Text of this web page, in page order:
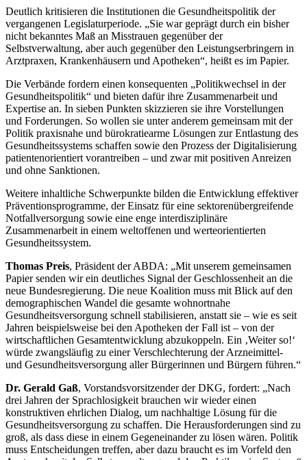
Deutlich kritisieren die Institutionen die Gesundheitspolitik der
vergangenen Legislaturperiode. „Sie war geprägt durch ein bisher
nicht bekanntes Maß an Misstrauen gegenüber der
Selbstverwaltung, aber auch gegenüber den Leistungserbringern in
Arztpraxen, Krankenhäusern und Apotheken“, heißt es im Papier.
Die Verbände fordern einen konsequenten „Politikwechsel in der
Gesundheitspolitik“ und bieten dafür ihre Zusammenarbeit und
Expertise an. In sieben Punkten skizzieren sie ihre Vorstellungen
und Forderungen. So wollen sie unter anderem gemeinsam mit der
Politik praxisnahe und bürokratiearme Lösungen zur Entlastung des
Gesundheitssystems schaffen sowie den Prozess der Digitalisierung
patientenorientiert vorantreiben – und zwar mit positiven Anreizen
und ohne Sanktionen.
Weitere inhaltliche Schwerpunkte bilden die Entwicklung effektiver
Präventionsprogramme, der Einsatz für eine sektorenübergreifende
Notfallversorgung sowie eine enge interdisziplinäre
Zusammenarbeit in einem weltoffenen und werteorientierten
Gesundheitssystem.
Thomas Preis, Präsident der ABDA: „Mit unserem gemeinsamen
Papier senden wir ein deutliches Signal der Geschlossenheit an die
neue Bundesregierung. Die neue Koalition muss mit Blick auf den
demographischen Wandel die gesamte wohnortnahe
Gesundheitsversorgung schnell stabilisieren, anstatt sie – wie es seit
Jahren beispielsweise bei den Apotheken der Fall ist – von der
wirtschaftlichen Gesamtentwicklung abzukoppeln. Ein ‚Weiter so!‘
würde zwangsläufig zu einer Verschlechterung der Arzneimittel-
und Gesundheitsversorgung aller Bürgerinnen und Bürgern führen.“
Dr. Gerald Gaß, Vorstandsvorsitzender der DKG, fordert: „Nach
drei Jahren der Sprachlosigkeit brauchen wir wieder einen
konstruktiven ehrlichen Dialog, um nachhaltige Lösung für die
Gesundheitsversorgung zu schaffen. Die Herausforderungen sind zu
groß, als dass diese in einem Gegeneinander zu lösen wären. Politik
muss Entscheidungen treffen, aber dazu braucht es im Vorfeld den